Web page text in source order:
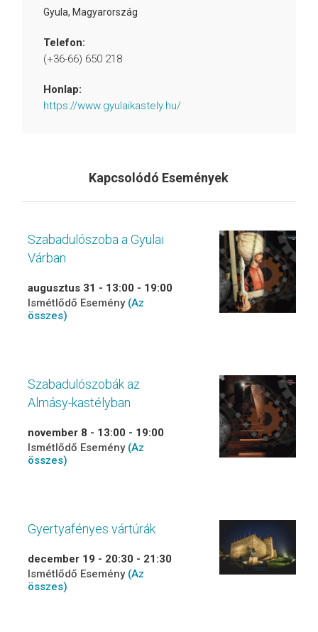
Gyula, Magyarország
Telefon:
(+36-66) 650 218
Honlap:
https://www.gyulaikastely.hu/
Kapcsolódó Események
Szabadulószoba a Gyulai
Várban
augusztus 31 - 13:00 - 19:00
Ismétlődő Esemény (Az
összes)
Szabadulószobák az
Almásy-kastélyban
november 8 - 13:00 - 19:00
Ismétlődő Esemény (Az
összes)
Gyertyafényes vártúrák
december 19 - 20:30 - 21:30
Ismétlődő Esemény (Az
összes)